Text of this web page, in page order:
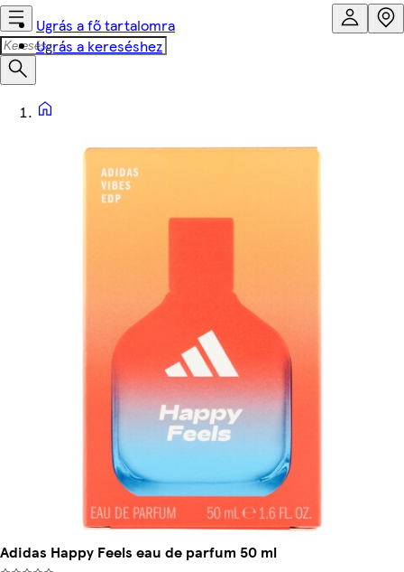
Ugrás a fő tartalomra
Ugrás a kereséshez
Adidas Happy Feels eau de parfum 50 ml